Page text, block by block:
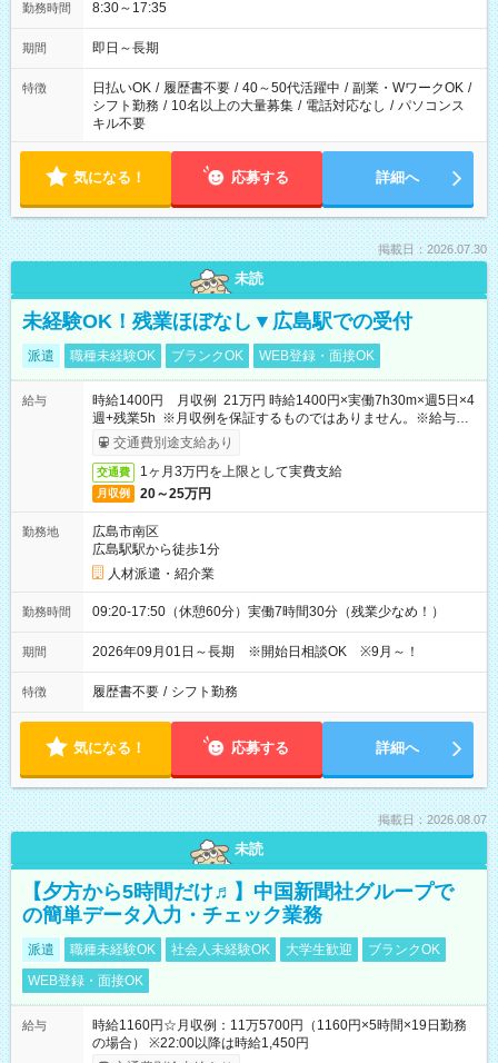
勤務時間 8:30～17:35
期間 即日～長期
特徴 日払いOK / 履歴書不要 / 40～50代活躍中 / 副業・WワークOK /
シフト勤務 / 10名以上の大量募集 / 電話対応なし / パソコンス
キル不要
気になる！ 応募する 詳細へ
掲載日：2026.07.30
未読
未経験OK！残業ほぼなし▼広島駅での受付
派遣 職種未経験OK ブランクOK WEB登録・面接OK
給与
時給1400円 月収例 21万円 時給1400円×実働7h30m×週5日×4
週+残業5h ※月収例を保証するものではありません。※給与即
受取りサービス利用可（利用条件有）
交通費別途支給あり
交通費 1ヶ月3万円を上限として実費支給
月収例 20～25万円
勤務地
広島市南区
広島駅駅から徒歩1分
人材派遣・紹介業
勤務時間 09:20-17:50（休憩60分）実働7時間30分（残業少なめ！）
期間 2026年09月01日～長期 ※開始日相談OK ※9月～！
特徴 履歴書不要 / シフト勤務
気になる！ 応募する 詳細へ
掲載日：2026.08.07
未読
【夕方から5時間だけ♬】中国新聞社グループで
の簡単データ入力・チェック業務
派遣 職種未経験OK 社会人未経験OK 大学生歓迎
ブランクOK
WEB登録・面接OK
給与
時給1160円☆月収例：11万5700円（1160円×5時間×19日勤務
の場合） ※22:00以降は時給1,450円